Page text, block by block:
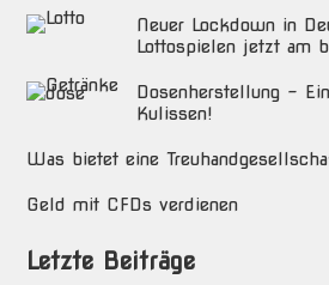
Neuer Lockdown in
Lottospielen jetzt am
Dosenherstellung –
Kulissen!
Was bietet eine
Geld mit CFDs verdienen
Letzte Beiträge